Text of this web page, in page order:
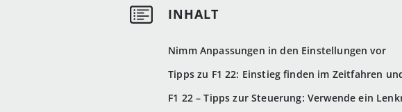
Nimm Anpassungen in den Einstellungen vor
Tipps zu F1 22: Einstieg finden im Zeitfahren
F1 22 – Tipps zur Steuerung: Verwende ein